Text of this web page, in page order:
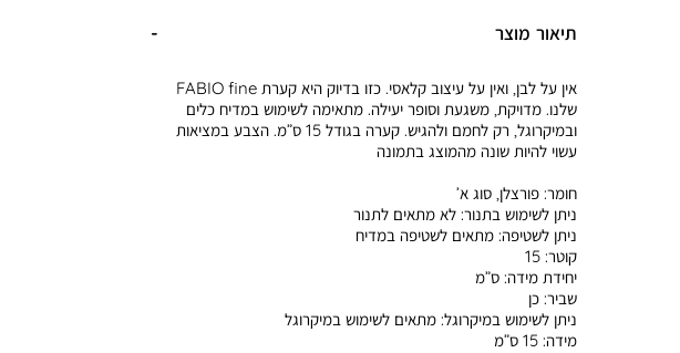
תיאור מוצר
אין על לבן, ואין על עיצוב קלאסי. כזו בדיוק היא קערת FABIO fine
שלנו. מדויקת, משגעת וסופר יעילה. מתאימה לשימוש במדיח כלים
ובמיקרוגל, רק לחמם ולהגיש. קערה בגודל 15 ס”מ. הצבע במציאות
עשוי להיות שונה מהמוצג בתמונה
חומר:פורצלן, סוג א’
ניתן לשימוש בתנור:לא מתאים לתנור
ניתן לשטיפה:מתאים לשטיפה במדיח
קוטר:15
יחידת מידה:ס”מ
שביר:כן
ניתן לשימוש במיקרוגל:מתאים לשימוש במיקרוגל
מידה:15 ס”מ